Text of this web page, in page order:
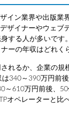
イン業界や出版業
ザイナーやウェブ
する人が多いです
ーの年収はどれく
れるか、企業の規
340～390万円前
～610万円前後、
オペレーターと比